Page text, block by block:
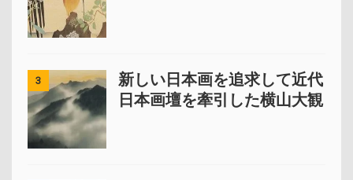
3
新しい日本画を追求して近代
日本画壇を牽引した横山大観